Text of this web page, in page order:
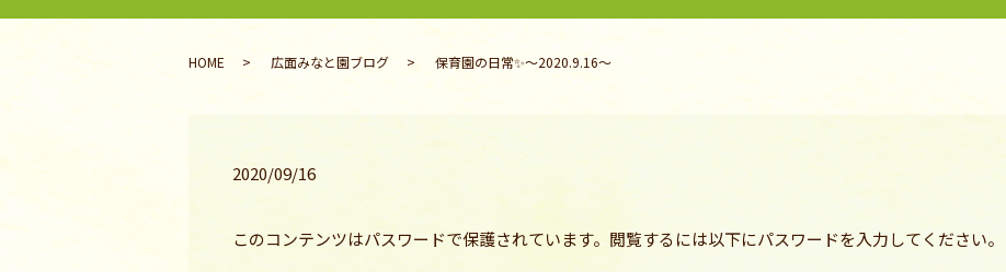
HOME 広面みなと園ブログ 保育園の日常✨～2020.9.16～
2020/09/16
このコンテンツはパスワードで保護されています。閲覧するには以下にパスワードを入力してください。